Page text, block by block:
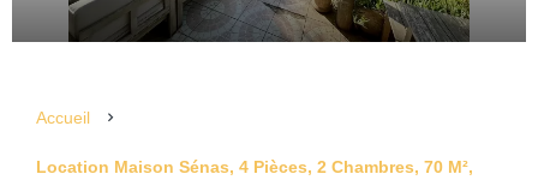
Accueil
Location Maison Sénas, 4 Pièces, 2 Chambres, 70 M²,